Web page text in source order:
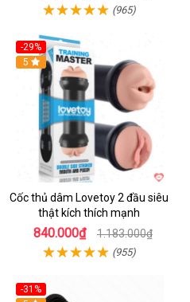
(965)
-29%
Hot
5
Cốc thủ dâm Lovetoy 2 đầu siêu
thật kích thích mạnh
840.000₫ 1.183.000₫
(955)
-31%